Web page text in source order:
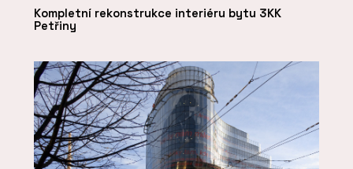
Kompletní rekonstrukce interiéru bytu 3KK
Petřiny